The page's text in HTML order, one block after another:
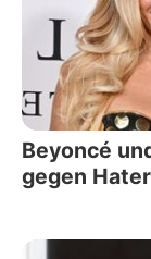
Beyoncé
gegen